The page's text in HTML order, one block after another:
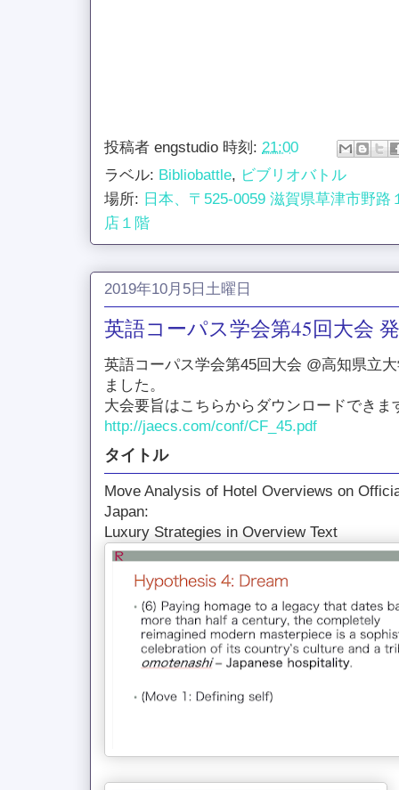
投稿者 engstudio 時刻: 21:00
ラベル: Bibliobattle, ビブリオバトル
場所: 日本、〒525-0059 滋賀県草津市野
店１階
2019年10月5日土曜日
英語コーパス学会第45回大会
英語コーパス学会第45回大会 @高知県立
ました。
大会要旨はこちらからダウンロードできま
http://jaecs.com/conf/CF_45.pdf
タイトル
Move Analysis of Hotel Overviews on
Japan:
Luxury Strategies in Overview Text